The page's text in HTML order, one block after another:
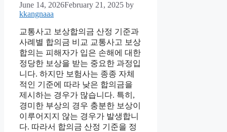
June 14, 2026February 21, 2025 by
kkangnaaa
교통사고 보상합의금 산정 기준과
사례별 합의금 비교 교통사고 보상
합의는 피해자가 입은 손해에 대한
정당한 보상을 받는 중요한 과정입
니다. 하지만 보험사는 종종 자체
적인 기준에 따라 낮은 합의금을
제시하는 경우가 많습니다. 특히,
경미한 부상의 경우 충분한 보상이
이루어지지 않는 경우가 발생합니
다. 따라서 합의금 산정 기준을 정